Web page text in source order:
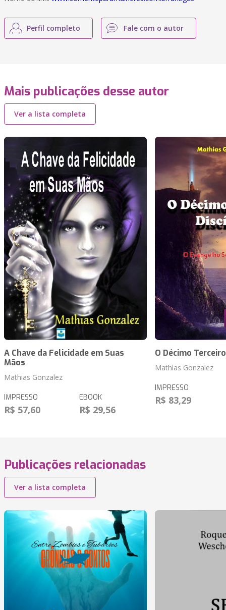
Perfil completo Fale com o autor
Mais publicações desse autor
Ver a lista completa
A Chave da Felicidade em Suas
Mãos
Mathias Gonzalez
IMPRESSO
R$ 57,60
EBOOK
R$ 29,56
O Décimo
Mathias Gonzalez
IMPRESSO
R$ 83,29
Publicações relacionadas
Ver a lista completa